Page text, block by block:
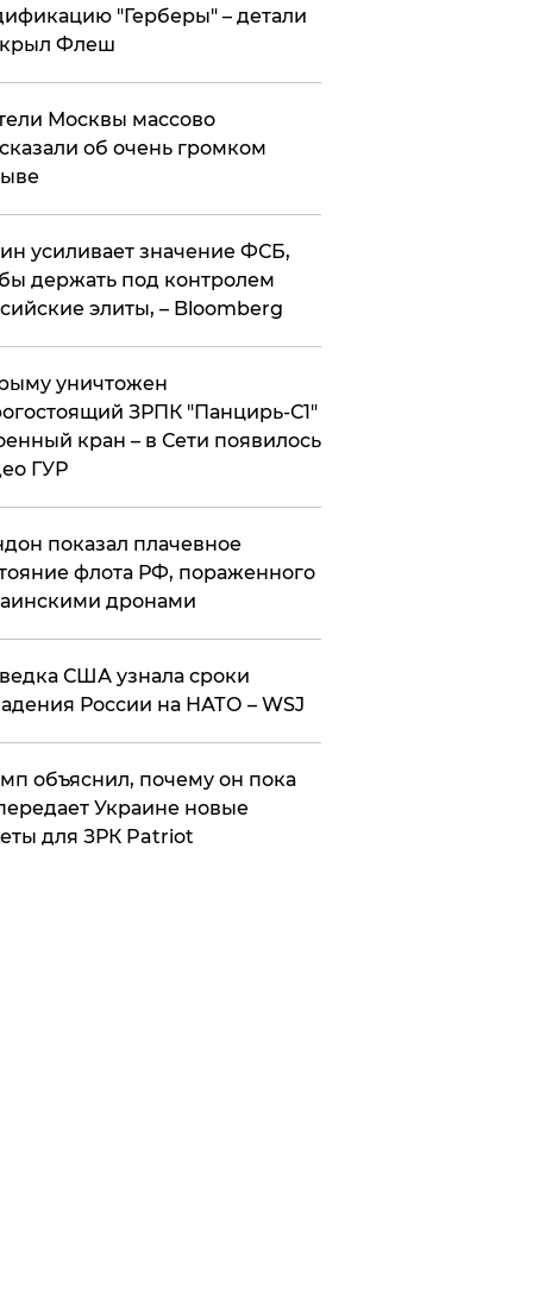
"Герберы" – детали
Флеш
Москвы массово
об очень громком
усиливает значение ФСБ,
держать под контролем
элиты, – Bloomberg
уничтожен
ЗРПК "Панцирь-С1"
кран – в Сети появилось
ГУР
показал плачевное
флота РФ, пораженного
дронами
США узнала сроки
России на НАТО – WSJ
объяснил, почему он пока
Украине новые
для ЗРК Patriot